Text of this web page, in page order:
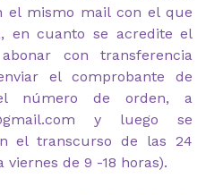
el mismo mail con el que
en cuanto se acredite el
con transferencia
el comprobante de
número de orden, a
y luego se
el transcurso de las 24
de 9 -18 horas).